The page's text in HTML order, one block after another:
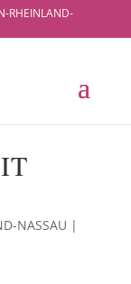
RHEINLAND-
NASSAU |